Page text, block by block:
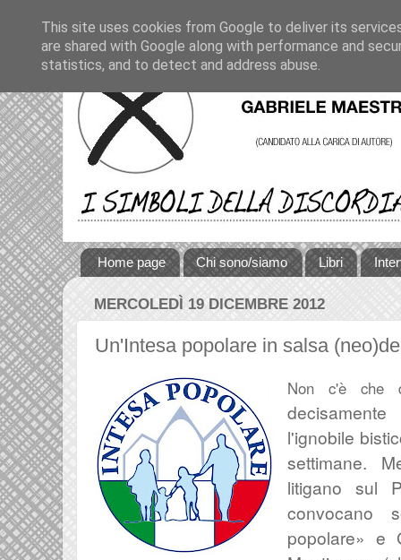
Home page Chi sono/siamo Libri
MERCOLEDÌ 19 DICEMBRE 2012
Un'Intesa popolare in salsa
Non c'è che
l'ignobile
settimane.
litigano sul
popolare» e
This site uses cookies from Google to deliver its
are shared with Google along with performance and
statistics, and to detect and address abuse.